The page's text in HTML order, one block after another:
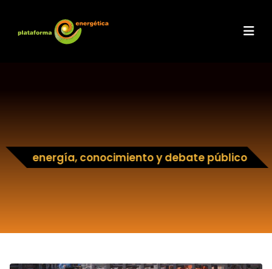
energía, conocimiento y debate público